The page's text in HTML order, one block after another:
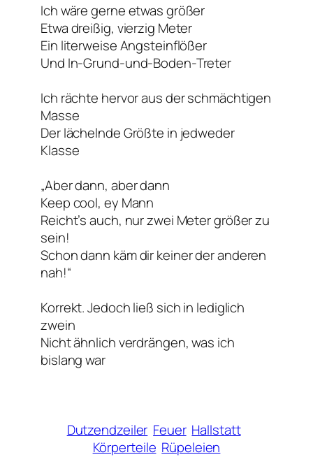
Ich wäre gerne etwas größer
Etwa dreißig, vierzig Meter
Ein literweise Angsteinflößer
Und In-Grund-und-Boden-Treter
Ich rächte hervor aus der schmächtigen
Masse
Der lächelnde Größte in jedweder
Klasse
„Aber dann, aber dann
Keep cool, ey Mann
Reicht’s auch, nur zwei Meter größer zu
sein!
Schon dann käm dir keiner der anderen
nah!“
Korrekt. Jedoch ließ sich in lediglich
zwein
Nicht ähnlich verdrängen, was ich
bislang war
Dutzendzeiler Feuer Hallstatt
Körperteile Rüpeleien